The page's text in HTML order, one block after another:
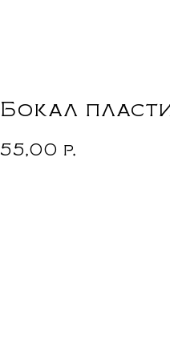
Бокал
55,00 р.